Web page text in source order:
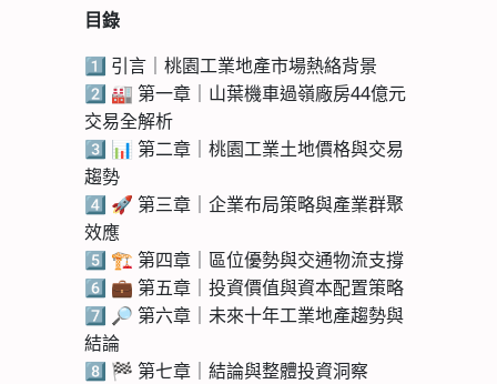
目錄
1️⃣ 引言｜桃園工業地產市場熱絡背景
2️⃣ 🏭 第一章｜山葉機車過嶺廠房44億元
交易全解析
3️⃣ 📊 第二章｜桃園工業土地價格與交易
趨勢
4️⃣ 🚀 第三章｜企業布局策略與產業群聚
效應
5️⃣ 🏗️ 第四章｜區位優勢與交通物流支撐
6️⃣ 💼 第五章｜投資價值與資本配置策略
7️⃣ 🔎 第六章｜未來十年工業地產趨勢與
結論
8️⃣ 🏁 第七章｜結論與整體投資洞察